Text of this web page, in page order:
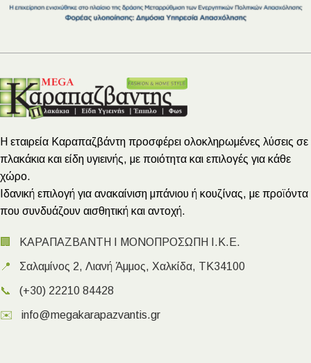
Η εταιρεία Καραπαζβάντη προσφέρει ολοκληρωμένες λύσεις σε
πλακάκια και είδη υγιεινής, με ποιότητα και επιλογές για κάθε
χώρο.
Ιδανική επιλογή για ανακαίνιση μπάνιου ή κουζίνας, με προϊόντα
που συνδυάζουν αισθητική και αντοχή.
🏢 ΚΑΡΑΠΑΖΒΑΝΤΗ Ι ΜΟΝΟΠΡΟΣΩΠΗ Ι.Κ.Ε.
📍 Σαλαμίνος 2, Λιανή Άμμος, Χαλκίδα, ΤΚ34100
📞 (+30) 22210 84428
✉️ info@megakarapazvantis.gr